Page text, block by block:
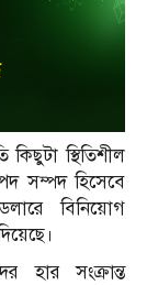
কিছুটা স্থিতিশীল
সম্পদ হিসেবে
বিনিয়োগ
হার সংক্রান্ত